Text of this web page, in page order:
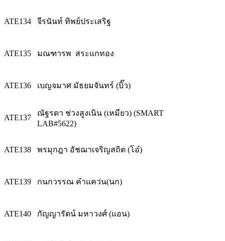
ATE134 จีรนันท์ ทิพย์ประเสริฐ
ATE135 มณฑารพ สระแกทอง
ATE136 เบญจมาศ มัธยมจันทร์ (บิ๊ว)
ATE137
ณัฐรดา ช่วงสูงเนิน (เหมียว) (SMART
LAB#5622)
ATE138 พรมุกฎา อัชฌาเจริญสถิต (โอ๋)
ATE139 กนกวรรณ คำแคว่น(นก)
ATE140 กัญญารัตน์ มหาวงศ์ (แอน)